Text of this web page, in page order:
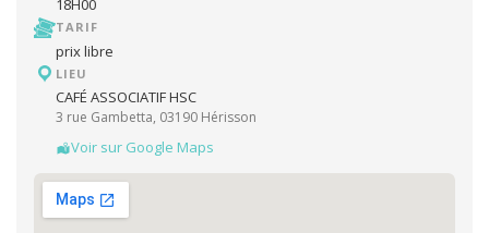
18H00
TARIF
prix libre
LIEU
CAFÉ ASSOCIATIF HSC
3 rue Gambetta, 03190 Hérisson
Voir sur Google Maps